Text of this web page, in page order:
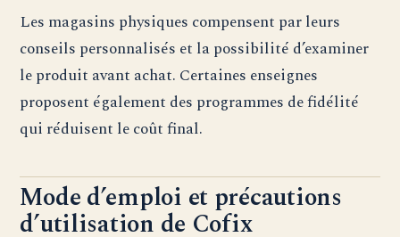
Les magasins physiques compensent par leurs
conseils personnalisés et la possibilité d’examiner
le produit avant achat. Certaines enseignes
proposent également des programmes de fidélité
qui réduisent le coût final.
Mode d’emploi et précautions
d’utilisation de Cofix